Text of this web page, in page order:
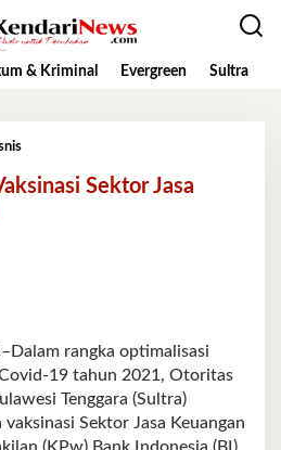
& Kriminal Evergreen Sultra
OJK
Gelar
Sektor Jasa
rangka optimalisasi
19 tahun 2021, Otoritas
Tenggara (Sultra)
Sektor Jasa Keuangan